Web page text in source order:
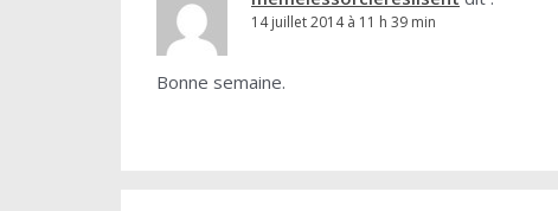
14 juillet 2014 à 11 h 39 min
Bonne semaine.